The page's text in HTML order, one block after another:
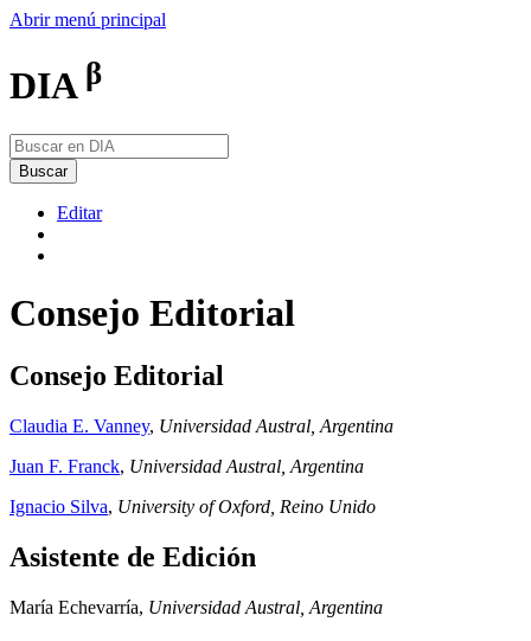
Abrir menú principal
DIA β
Buscar
Editar
Consejo Editorial
Consejo Editorial
Claudia E. Vanney, Universidad Austral, Argentina
Juan F. Franck, Universidad Austral, Argentina
Ignacio Silva, University of Oxford, Reino Unido
Asistente de Edición
María Echevarría, Universidad Austral, Argentina